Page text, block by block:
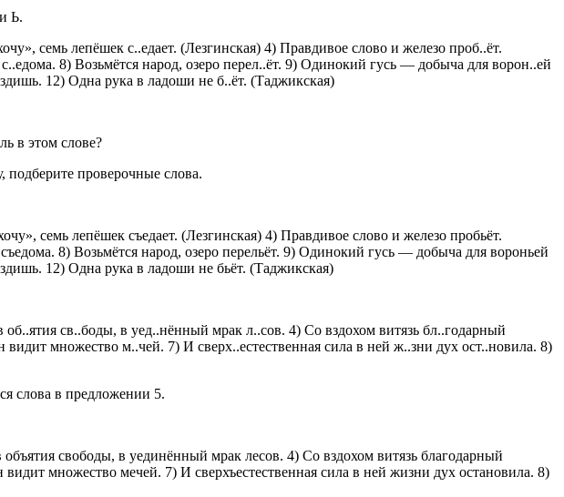
Ь.
семь лепёшек с..едает. (Лезгинская) 4) Правдивое слово и железо проб..ёт.
8) Возьмётся народ, озеро перел..ёт. 9) Одинокий гусь — добыча для ворон..ей
12) Одна рука в ладоши не б..ёт. (Таджикская)
в этом слове?
проверочные слова.
семь лепёшек съедает. (Лезгинская) 4) Правдивое слово и железо пробьёт.
8) Возьмётся народ, озеро перельёт. 9) Одинокий гусь — добыча для вороньей
12) Одна рука в ладоши не бьёт. (Таджикская)
св..боды, в уед..нённый мрак л..сов. 4) Со вздохом витязь бл..годарный
множество м..чей. 7) И сверх..естественная сила в ней ж..зни дух ост..новила. 8)
слова в предложении 5.
свободы, в уединённый мрак лесов. 4) Со вздохом витязь благодарный
множество мечей. 7) И сверхъестественная сила в ней жизни дух остановила. 8)